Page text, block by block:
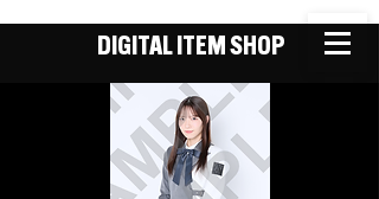
DIGITAL ITEM SHOP